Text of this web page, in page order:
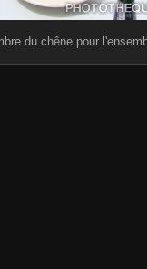
du chêne pour